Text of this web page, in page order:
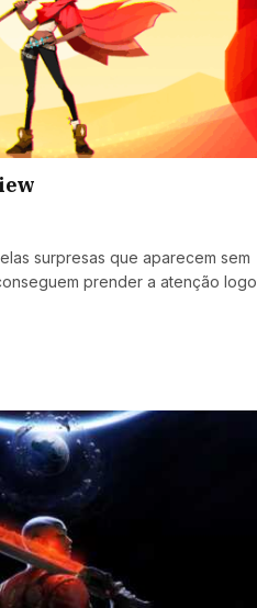
surpresas que aparecem sem
prender a atenção logo